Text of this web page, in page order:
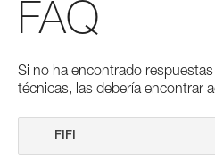
FAQ
Si no ha encontrado
técnicas, las debería encontrar